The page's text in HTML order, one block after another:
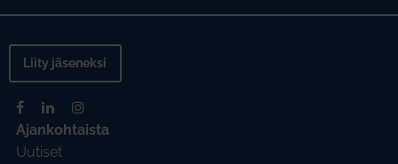
Liity jäseneksi
Ajankohtaista
Uutiset